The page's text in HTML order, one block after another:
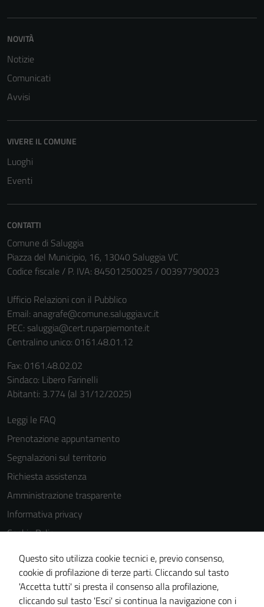
NOVITÀ
Notizie
Comunicati
Avvisi
VIVERE IL COMUNE
Luoghi
Eventi
CONTATTI
Comune di Saluggia
Piazza del Municipio, 16, 13040 Saluggia VC
Codice fiscale / P. IVA: 84501250025 / 00397790023
Ufficio Relazioni con il Pubblico
Email: anagrafe@comune.saluggia.vc.it
PEC: saluggia@cert.ruparpiemonte.it
Centralino unico: 0161.48.01.12
Fax: 0161.48.02.02
Sindaco: Libero Farinelli
Abitanti: 3.774 (al 31/12/2025)
Leggi le FAQ
Prenotazione appuntamento
Segnalazioni sul territorio
Richiesta assistenza
Amministrazione trasparente
Informativa privacy
Cookie Policy
Note legali
Dichiarazione di accessibilità
Piano di miglioramento del sito
Questo sito utilizza cookie tecnici e, previo consenso,
cookie di profilazione di terze parti. Cliccando sul tasto
'Accetta tutti' si presta il consenso alla profilazione,
cliccando sul tasto 'Esci' si continua la navigazione con i
per il
essere
disabilitati.
informazioni